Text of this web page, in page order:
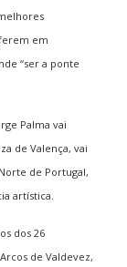
em
“ser a ponte
Palma vai
de Valença, vai
de Portugal,
artística.
dos 26
de Valdevez,